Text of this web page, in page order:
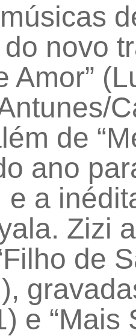
novo
Amor”
de
ano
a
Zizi
de
e “Mais